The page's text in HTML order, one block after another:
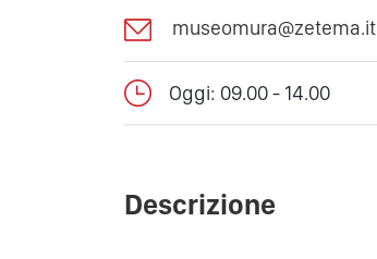
museomura@zetema.it
Oggi: 09.00 - 14.00
Descrizione